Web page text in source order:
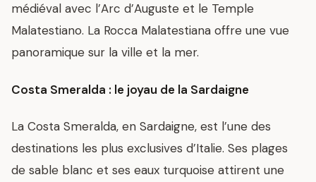
médiéval avec l’Arc d’Auguste et le Temple
Malatestiano. La Rocca Malatestiana offre une vue
panoramique sur la ville et la mer.
Costa Smeralda : le joyau de la Sardaigne
La Costa Smeralda, en Sardaigne, est l’une des
destinations les plus exclusives d’Italie. Ses plages
de sable blanc et ses eaux turquoise attirent une